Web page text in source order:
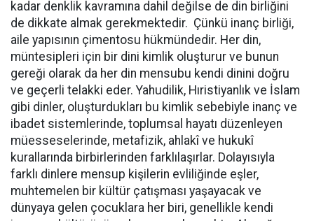
kadar denklik kavramına dahil değilse de din birliğini
de dikkate almak gerekmektedir. Çünkü inanç birliği,
aile yapısının çimentosu hükmündedir. Her din,
müntesipleri için bir dini kimlik oluşturur ve bunun
gereği olarak da her din mensubu kendi dinini doğru
ve geçerli telakki eder. Yahudilik, Hıristiyanlık ve İslam
gibi dinler, oluşturdukları bu kimlik sebebiyle inanç ve
ibadet sistemlerinde, toplumsal hayatı düzenleyen
müesseselerinde, metafizik, ahlakî ve hukukî
kurallarında birbirlerinden farklılaşırlar. Dolayısıyla
farklı dinlere mensup kişilerin evliliğinde eşler,
muhtemelen bir kültür çatışması yaşayacak ve
dünyaya gelen çocuklara her biri, genellikle kendi